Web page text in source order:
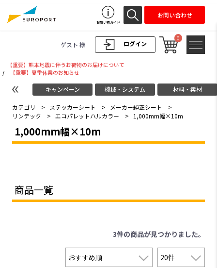
ログイン
ゲスト 様
0
お買い物ガイド
お問い合わせ
【重要】熊本地震に伴うお荷物のお届けについて
/
【重要】夏季休業のお知らせ
キャンペーン 機械・システム 材料・素材
カテゴリ > ステッカーシート > メーカー純正シート
>
リンテック
> エコパレットハルカラー > 1,000mm幅×10m
1,000mm幅×10m
商品一覧
3件の商品が見つかりました。